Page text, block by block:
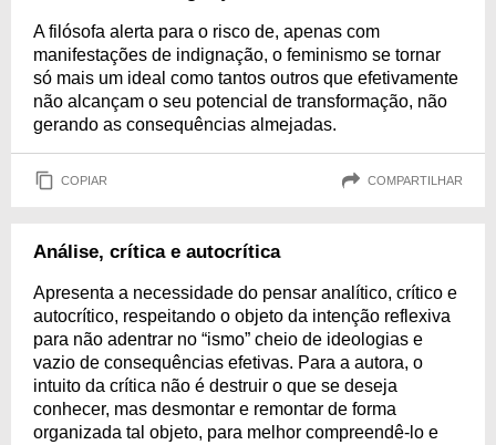
A filósofa alerta para o risco de, apenas com
manifestações de indignação, o feminismo se tornar
só mais um ideal como tantos outros que efetivamente
não alcançam o seu potencial de transformação, não
gerando as consequências almejadas.
COPIAR COMPARTILHAR
Análise, crítica e autocrítica
Apresenta a necessidade do pensar analítico, crítico e
autocrítico, respeitando o objeto da intenção reflexiva
para não adentrar no “ismo” cheio de ideologias e
vazio de consequências efetivas. Para a autora, o
intuito da crítica não é destruir o que se deseja
conhecer, mas desmontar e remontar de forma
organizada tal objeto, para melhor compreendê-lo e